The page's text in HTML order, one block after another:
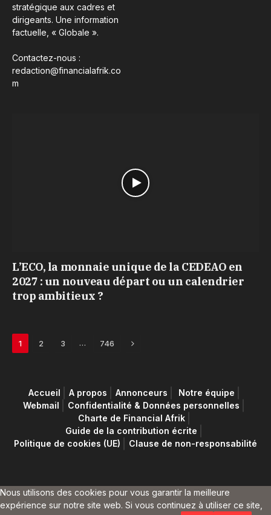
stratégique aux cadres et
dirigeants. Une information
factuelle, « Globale ».
Contactez-nous :
redaction@financialafrik.co
m
L’ECO, la monnaie unique de la CEDEAO en
2027 : un nouveau départ ou un calendrier
trop ambitieux ?
1 2 3 … 746 Next
Accueil A propos Annonceurs
Notre équipe
Webmail
Confidentialité & Données personnelles
Charte de Financial Afrik
Guide de la contribution écrite
Politique de cookies (UE)
Clause de non-responsabilité
Nous utilisons des cookies pour vous garantir la meilleure
expérience sur notre site web. Si vous continuez à utiliser ce site,